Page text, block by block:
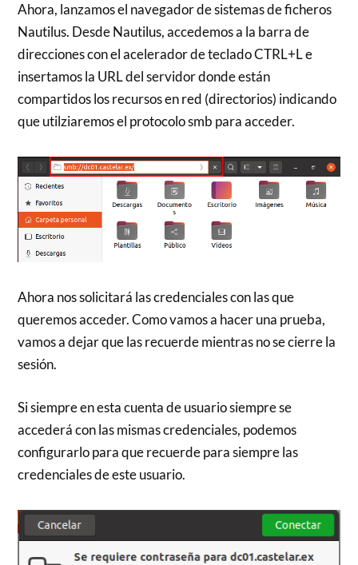
Ahora, lanzamos el navegador de sistemas de ficheros
Nautilus. Desde Nautilus, accedemos a la barra de
direcciones con el acelerador de teclado CTRL+L e
insertamos la URL del servidor donde están
compartidos los recursos en red (directorios) indicando
que utilziaremos el protocolo smb para acceder.
Ahora nos solicitará las credenciales con las que
queremos acceder. Como vamos a hacer una prueba,
vamos a dejar que las recuerde mientras no se cierre la
sesión.
Si siempre en esta cuenta de usuario siempre se
accederá con las mismas credenciales, podemos
configurarlo para que recuerde para siempre las
credenciales de este usuario.